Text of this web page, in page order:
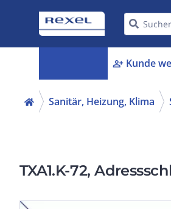
person_add Kunde
Sanitär, Heizung, Klima
TXA1.K-72,